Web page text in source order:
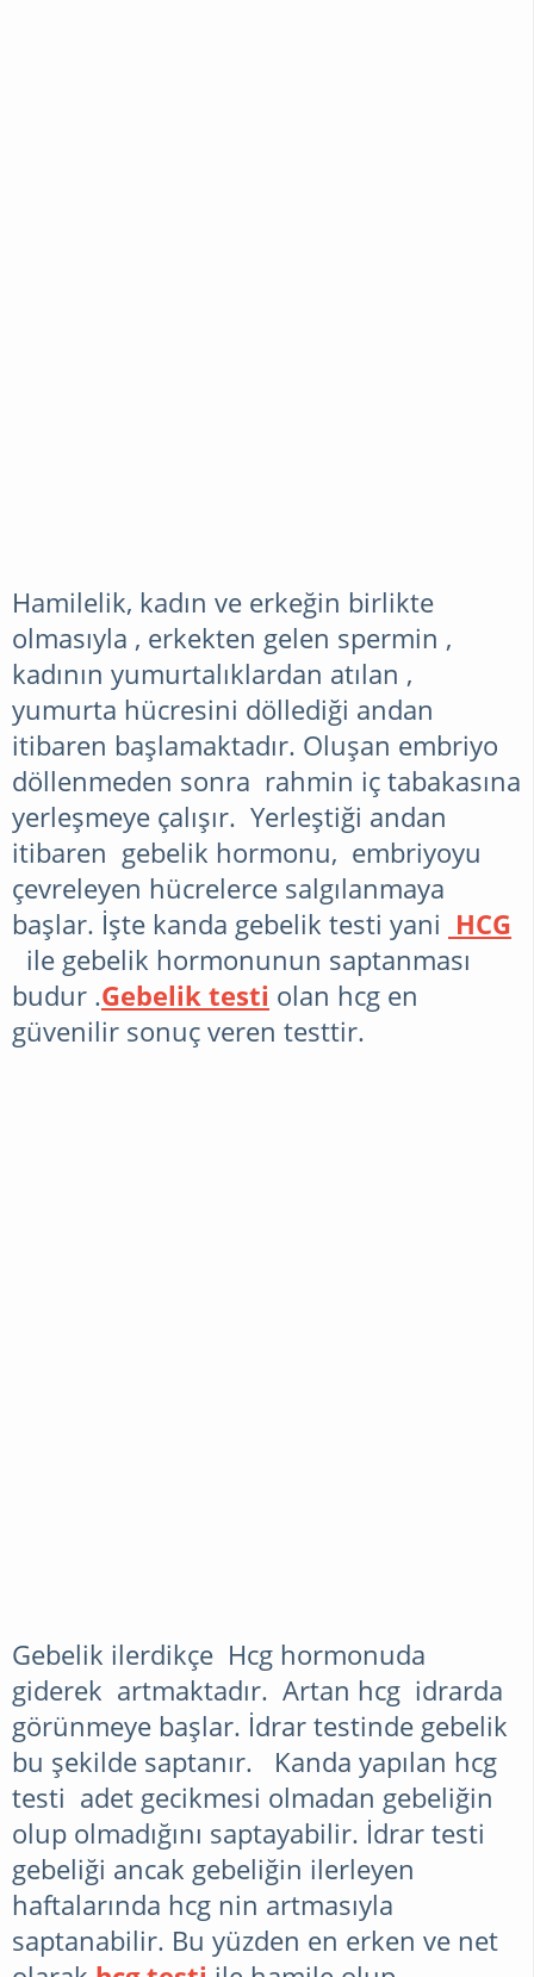
Hamilelik, kadın ve erkeğin birlikte
olmasıyla , erkekten gelen spermin ,
kadının yumurtalıklardan atılan ,
yumurta hücresini döllediği andan
itibaren başlamaktadır. Oluşan embriyo
döllenmeden sonra rahmin iç tabakasına
yerleşmeye çalışır. Yerleştiği andan
itibaren gebelik hormonu, embriyoyu
çevreleyen hücrelerce salgılanmaya
başlar. İşte kanda gebelik testi yani HCG
ile gebelik hormonunun saptanması
budur .Gebelik testi olan hcg en
güvenilir sonuç veren testtir.
Gebelik ilerdikçe Hcg hormonuda
giderek artmaktadır. Artan hcg idrarda
görünmeye başlar. İdrar testinde gebelik
bu şekilde saptanır. Kanda yapılan hcg
testi adet gecikmesi olmadan gebeliğin
olup olmadığını saptayabilir. İdrar testi
gebeliği ancak gebeliğin ilerleyen
haftalarında hcg nin artmasıyla
saptanabilir. Bu yüzden en erken ve net